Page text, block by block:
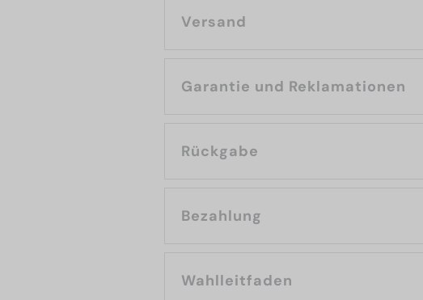
Versand
Garantie und Reklamationen
Rückgabe
Bezahlung
Wahlleitfaden